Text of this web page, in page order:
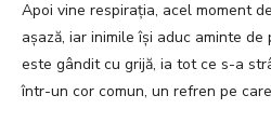
Apoi vine respirația, acel moment
așază, iar inimile își aduc aminte de
este gândit cu grijă, ia tot ce s-a
într-un cor comun, un refren pe